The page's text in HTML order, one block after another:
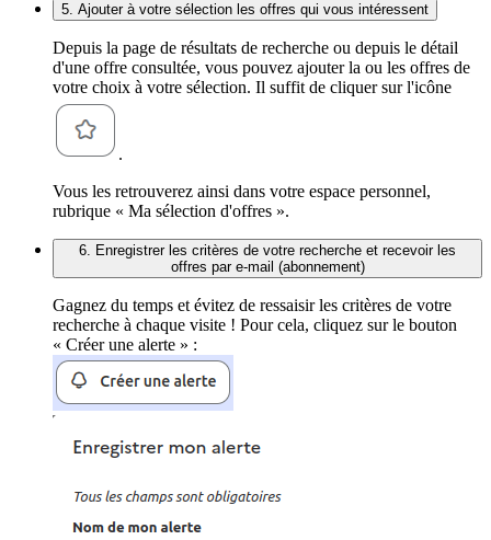
5. Ajouter à votre sélection les offres qui vous intéressent
Depuis la page de résultats de recherche ou depuis le détail
d'une offre consultée, vous pouvez ajouter la ou les offres de
votre choix à votre sélection. Il suffit de cliquer sur l'icône
.
Vous les retrouverez ainsi dans votre espace personnel,
rubrique « Ma sélection d'offres ».
6. Enregistrer les critères de votre recherche et recevoir les
offres par e-mail (abonnement)
Gagnez du temps et évitez de ressaisir les critères de votre
recherche à chaque visite ! Pour cela, cliquez sur le bouton
« Créer une alerte » :